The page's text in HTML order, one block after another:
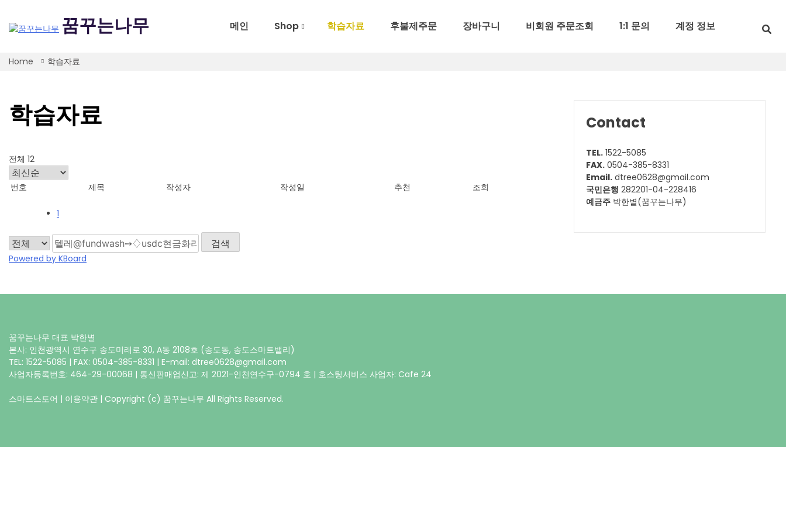
content
꿈꾸는나무 메인 Shop 학습자료 후불제주문 장바구니 비회원 주문조회 1:1 문의 계정 정보
Home 학습자료
학습자료
전체 12
번호 제목 작성자 작성일 추천 조회
1
검색
Powered by KBoard
Contact
TEL. 1522-5085
FAX. 0504-385-8331
Email. dtree0628@gmail.com
국민은행 282201-04-228416
예금주 박한별(꿈꾸는나무)
꿈꾸는나무 대표 박한별
본사: 인천광역시 연수구 송도미래로 30, A동 2108호 (송도동, 송도스마트밸리)
TEL: 1522-5085 | FAX: 0504-385-8331 | E-mail: dtree0628@gmail.com
사업자등록번호: 464-29-00068 | 통신판매업신고: 제 2021-인천연수구-0794 호 | 호스팅서비스 사업자: Cafe 24
스마트스토어 | 이용약관 | Copyright (c) 꿈꾸는나무 All Rights Reserved.